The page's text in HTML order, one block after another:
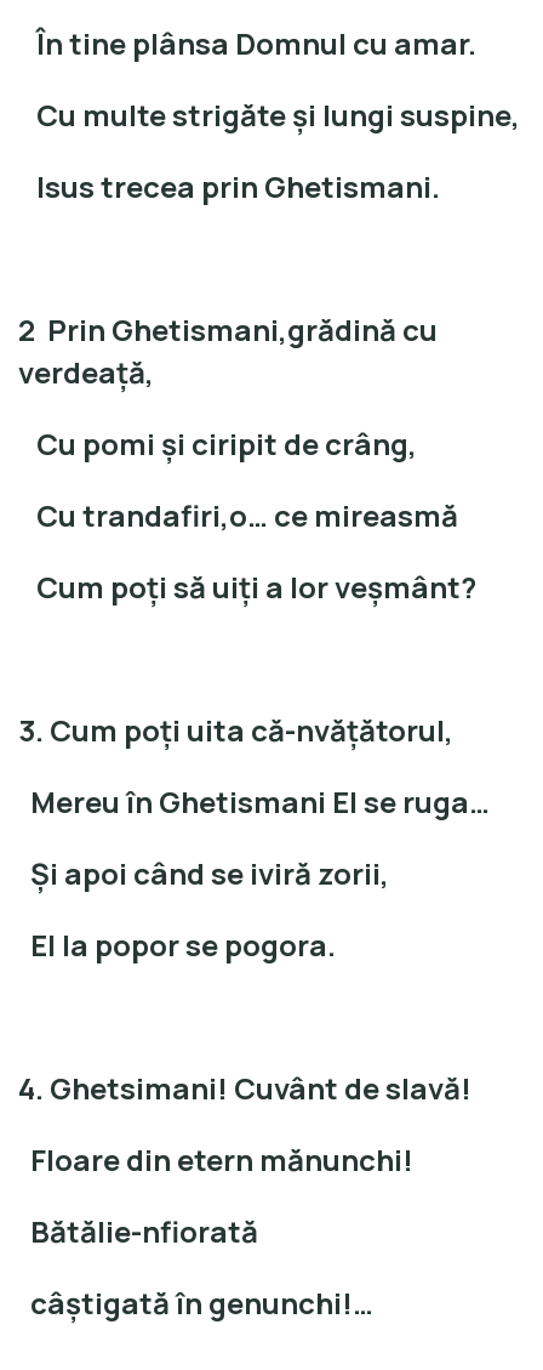
În tine plânsa Domnul cu amar.
Cu multe strigăte şi lungi suspine,
Isus trecea prin Ghetismani.
2 Prin Ghetismani,grădină cu
verdeaţă,
Cu pomi şi ciripit de crâng,
Cu trandafiri,o… ce mireasmă
Cum poţi să uiţi a lor veşmânt?
3. Cum poţi uita că-nvăţătorul,
Mereu în Ghetismani El se ruga…
Şi apoi când se iviră zorii,
El la popor se pogora.
4. Ghetsimani! Cuvânt de slavă!
Floare din etern mănunchi!
Bătălie-nfiorată
câştigată în genunchi!…